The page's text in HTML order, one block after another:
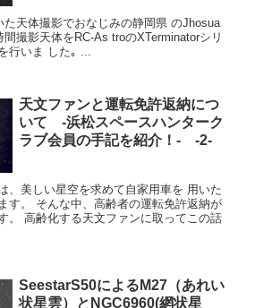
天体撮影でおなじみの静岡県 のJhosua
撮影天体をRC-As troのXTerminatorシリ
行いま した｡ ...
天文ファンと運転免許返納につ
いて -浜松スペースハンターク
ラブ会員の手記を紹介！- -2-
、美しい星空を求めて自家用車を 用いた
す。 そんな中、高齢者の運転免許返納が
。 高齢化する天文ファンに取ってこの話
SeestarS50によるM27（あれい
状星雲）とNGC6960(網状星